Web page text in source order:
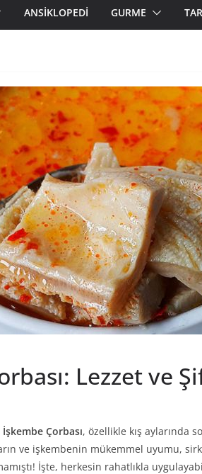
ANSİKLOPEDİ GURME
Lezzet ve
İşkembe Çorbası, özellikle kış aylarında
ve işkembenin mükemmel uyumu,
İşte, herkesin rahatlıkla